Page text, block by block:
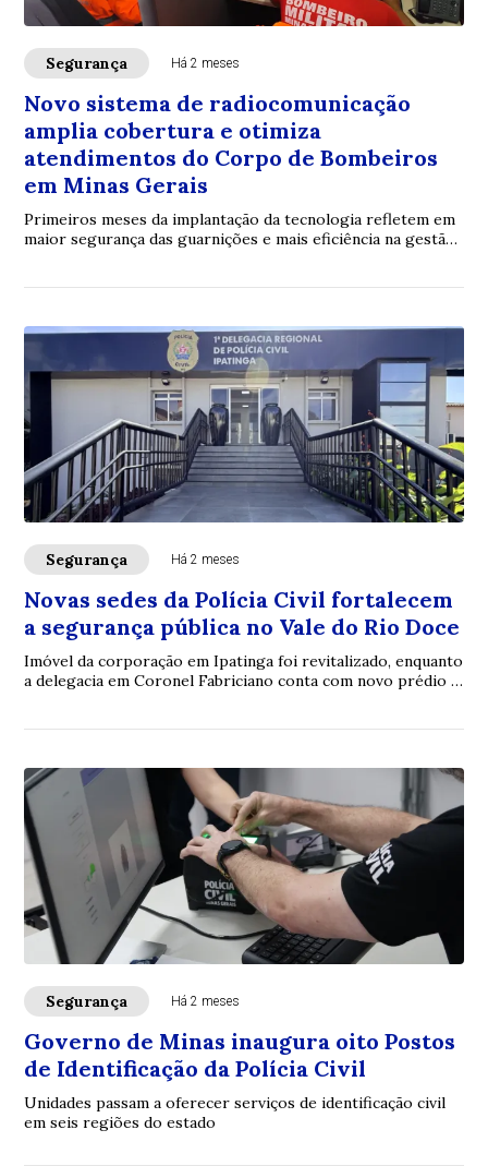
Segurança Há 2 meses
Novo sistema de radiocomunicação
amplia cobertura e otimiza
atendimentos do Corpo de Bombeiros
em Minas Gerais
Primeiros meses da implantação da tecnologia refletem em
maior segurança das guarnições e mais eficiência na gestão
Segurança Há 2 meses
Novas sedes da Polícia Civil fortalecem
a segurança pública no Vale do Rio Doce
Imóvel da corporação em Ipatinga foi revitalizado, enquanto
a delegacia em Coronel Fabriciano conta com novo prédio e
Segurança Há 2 meses
Governo de Minas inaugura oito Postos
de Identificação da Polícia Civil
Unidades passam a oferecer serviços de identificação civil
em seis regiões do estado